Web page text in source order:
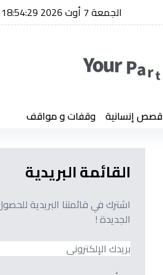
الفريق أول شنقريحة يؤكد أن الجزائر لن
الجمعة 7 أوت 2026 18:54:30
قصص إنسانية وقفات و مواقف
القائمة البريدية
اشترك في قائمتنا البريدية
الجديدة !